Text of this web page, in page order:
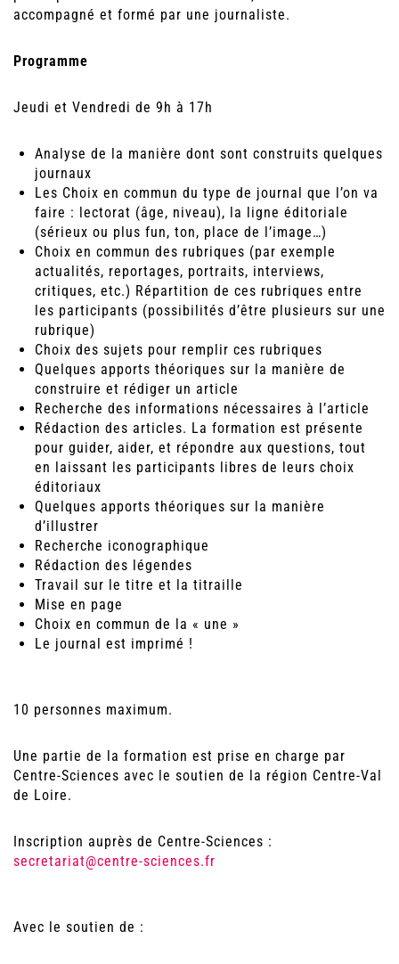
accompagné et formé par une journaliste.
Programme
Jeudi et Vendredi de 9h à 17h
Analyse de la manière dont sont construits quelques
journaux
Les Choix en commun du type de journal que l’on va
faire : lectorat (âge, niveau), la ligne éditoriale
(sérieux ou plus fun, ton, place de l’image…)
Choix en commun des rubriques (par exemple
actualités, reportages, portraits, interviews,
critiques, etc.) Répartition de ces rubriques entre
les participants (possibilités d’être plusieurs sur une
rubrique)
Choix des sujets pour remplir ces rubriques
Quelques apports théoriques sur la manière de
construire et rédiger un article
Recherche des informations nécessaires à l’article
Rédaction des articles. La formation est présente
pour guider, aider, et répondre aux questions, tout
en laissant les participants libres de leurs choix
éditoriaux
Quelques apports théoriques sur la manière
d’illustrer
Recherche iconographique
Rédaction des légendes
Travail sur le titre et la titraille
Mise en page
Choix en commun de la « une »
Le journal est imprimé !
10 personnes maximum.
Une partie de la formation est prise en charge par
Centre-Sciences avec le soutien de la région Centre-Val
de Loire.
Inscription auprès de Centre-Sciences :
secretariat@centre-sciences.fr
Avec le soutien de :